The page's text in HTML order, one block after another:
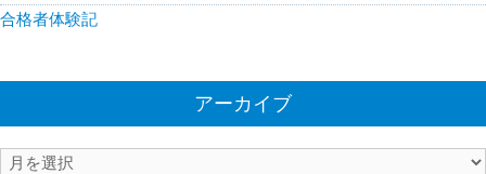
合格者体験記
アーカイブ
ア